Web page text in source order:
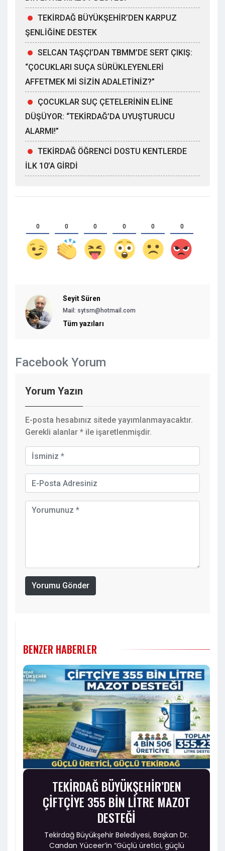
TEKİRDAĞ BÜYÜKŞEHİR’DEN KARPUZ
ŞENLİĞİNE DESTEK
SELCAN TAŞÇI’DAN TBMM’DE SERT ÇIKIŞ:
“ÇOCUKLARI SUÇA SÜRÜKLEYENLERİ
AFFETMEK Mİ SİZİN ADALETİNİZ?”
ÇOCUKLAR SUÇ ÇETELERİNİN ELİNE
DÜŞÜYOR: “TEKİRDAĞ’DA UYUŞTURUCU
ALARMI!”
TEKİRDAĞ ÖĞRENCİ DOSTU KENTLERDE
İLK 10’A GİRDİ
0 0 0 0 0 0
Seyit Süren
Mail: sytsrn@hotmail.com
Tüm yazıları
Facebook Yorum
Yorum Yazın
E-posta hesabınız sitede yayımlanmayacaktır.
Gerekli alanlar * ile işaretlenmişdir.
Yorumu Gönder
BENZER HABERLER
TEKİRDAĞ BÜYÜKŞEHİR’DEN
ÇİFTÇİYE 355 BİN LİTRE MAZOT
DESTEĞİ
Tekirdağ Büyükşehir Belediyesi, Başkan Dr.
Candan Yüceer’in “Güçlü üretici, güçlü